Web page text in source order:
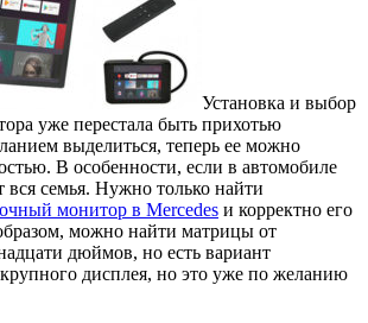
Установка и выбор
уже перестала быть прихотью
выделиться, теперь ее можно
В особенности, если в автомобиле
вся семья. Нужно только найти
монитор в Mercedes и корректно его
можно найти матрицы от
дюймов, но есть вариант
дисплея, но это уже по желанию